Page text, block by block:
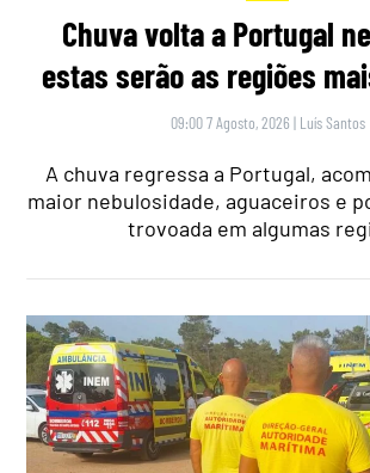
Chuva volta a Portugal
estas serão as regiões
09:00 7 Agosto, 2026 | Luís Santos
A chuva regressa a Portugal,
maior nebulosidade, aguaceiros e
trovoada em algumas